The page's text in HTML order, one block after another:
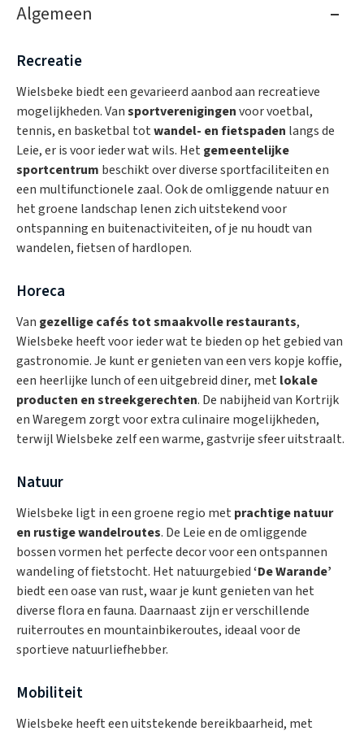
Algemeen
Recreatie
Wielsbeke biedt een gevarieerd aanbod aan recreatieve
mogelijkheden. Vansportverenigingenvoor voetbal,
tennis, en basketbal totwandel- en fietspaden langs de
Leie, er is voor ieder wat wils. Het gemeentelijke
sportcentrum beschikt over diverse sportfaciliteiten en
een multifunctionele zaal. Ook de omliggende natuur en
het groene landschap lenen zich uitstekend voor
ontspanning en buitenactiviteiten, of je nu houdt van
wandelen, fietsen of hardlopen.
Horeca
Van gezellige cafés tot smaakvolle restaurants,
Wielsbeke heeft voor ieder wat te bieden op het gebied van
gastronomie. Je kunt er genieten van een vers kopje koffie,
een heerlijke lunch of een uitgebreid diner, met lokale
producten en streekgerechten. De nabijheid van Kortrijk
en Waregem zorgt voor extra culinaire mogelijkheden,
terwijl Wielsbeke zelf een warme, gastvrije sfeer uitstraalt.
Natuur
Wielsbeke ligt in een groene regio met prachtige natuur
en rustige wandelroutes. De Leie en de omliggende
bossen vormen het perfecte decor voor een ontspannen
wandeling of fietstocht. Het natuurgebied‘De Warande’
biedt een oase van rust, waar je kunt genieten van het
diverse flora en fauna. Daarnaast zijn er verschillende
ruiterroutes en mountainbikeroutes, ideaal voor de
sportieve natuurliefhebber.
Mobiliteit
Wielsbeke heeft een uitstekende bereikbaarheid, met